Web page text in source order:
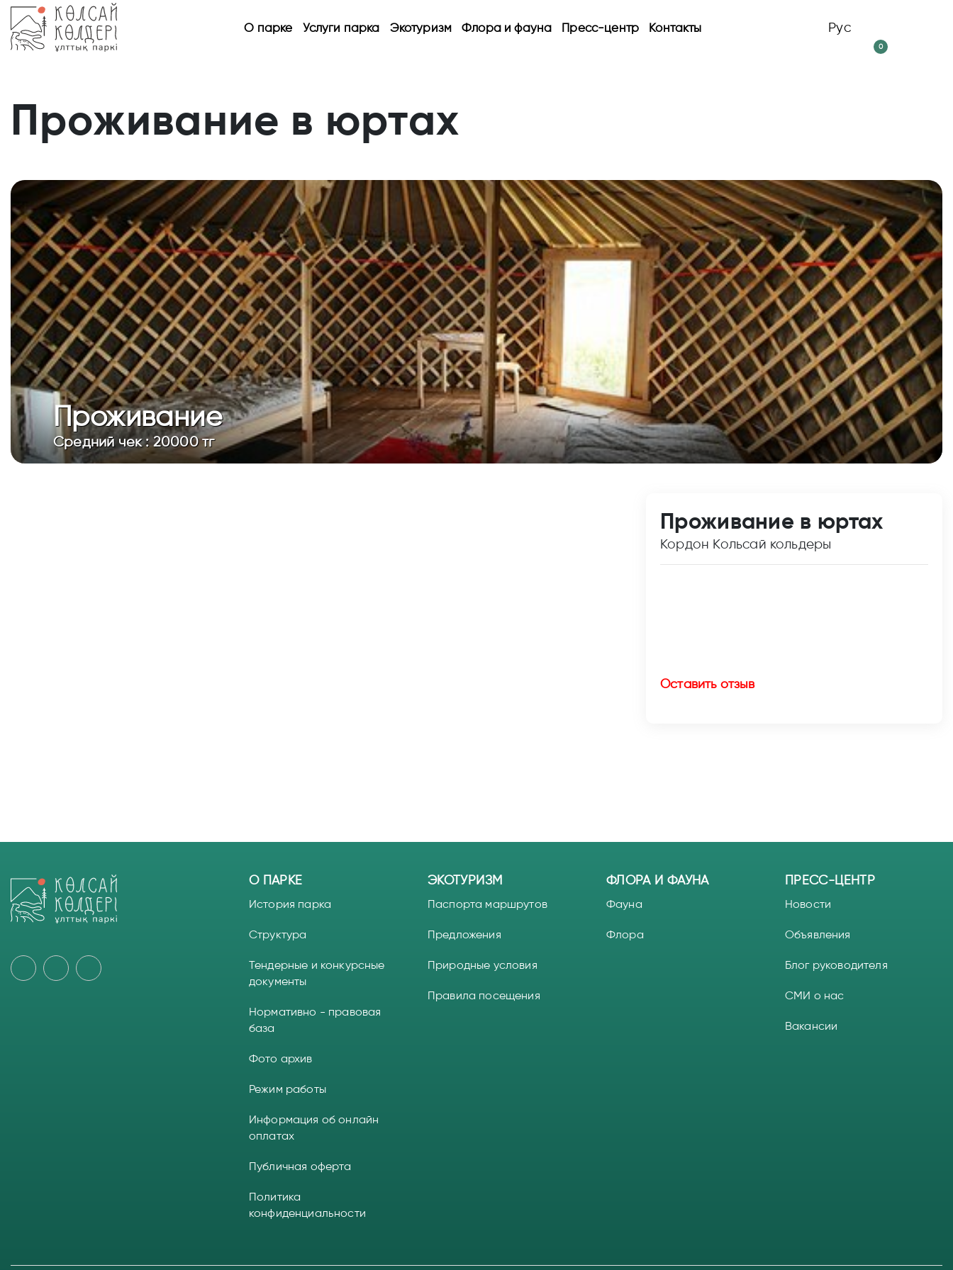
О парке Услуги парка Экотуризм Флора и фауна Пресс-центр Контакты Рус
0
Проживание в юртах
Проживание
Средний чек : 20000 тг
Проживание в юртах
Кордон Кольсай кольдеры
Оставить отзыв
О ПАРКЕ
История парка
Структура
Тендерные и конкурсные
документы
Нормативно - правовая
база
Фото архив
Режим работы
ЭКОТУРИЗМ
Паспорта маршрутов
Предложения
Природные условия
Правила посещения
ФЛОРА И ФАУНА
Фауна
Флора
ПРЕСС-ЦЕНТР
Новости
Объявления
Блог руководителя
СМИ о нас
Вакансии
Информация об онлайн
оплатах
Публичная оферта
Политика
конфиденциальности